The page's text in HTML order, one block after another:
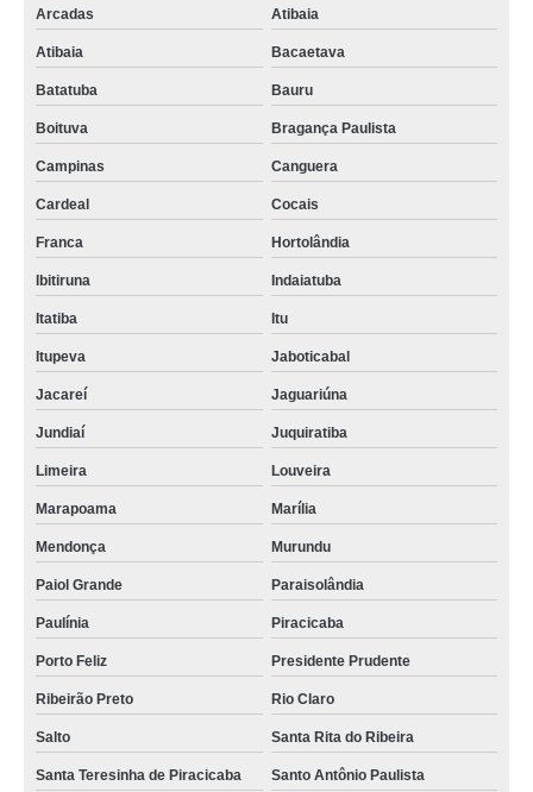
Arcadas Atibaia
Atibaia Bacaetava
Batatuba Bauru
Boituva Bragança Paulista
Campinas Canguera
Cardeal Cocais
Franca Hortolândia
Ibitiruna Indaiatuba
Itatiba Itu
Itupeva Jaboticabal
Jacareí Jaguariúna
Jundiaí Juquiratiba
Limeira Louveira
Marapoama Marília
Mendonça Murundu
Paiol Grande Paraisolândia
Paulínia Piracicaba
Porto Feliz Presidente Prudente
Ribeirão Preto Rio Claro
Salto Santa Rita do Ribeira
Santa Teresinha de Piracicaba Santo Antônio Paulista